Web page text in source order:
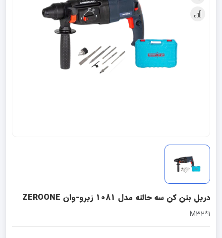
دریل بتن کن سه حالته مدل 1081 زیرو-وان ZEROONE
M32*1